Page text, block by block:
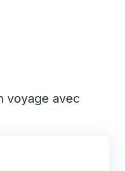
voyage avec